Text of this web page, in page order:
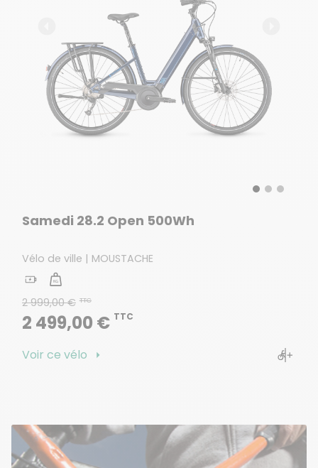
Samedi 28.2 Open 500Wh
Vélo de ville | MOUSTACHE
2 999,00 € TTC
2 499,00 € TTC
Voir ce vélo